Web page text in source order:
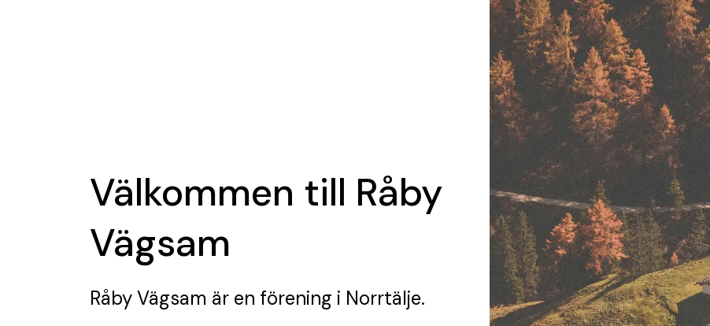
Välkommen till Råby
Vägsam
Råby Vägsam är en förening i Norrtälje.